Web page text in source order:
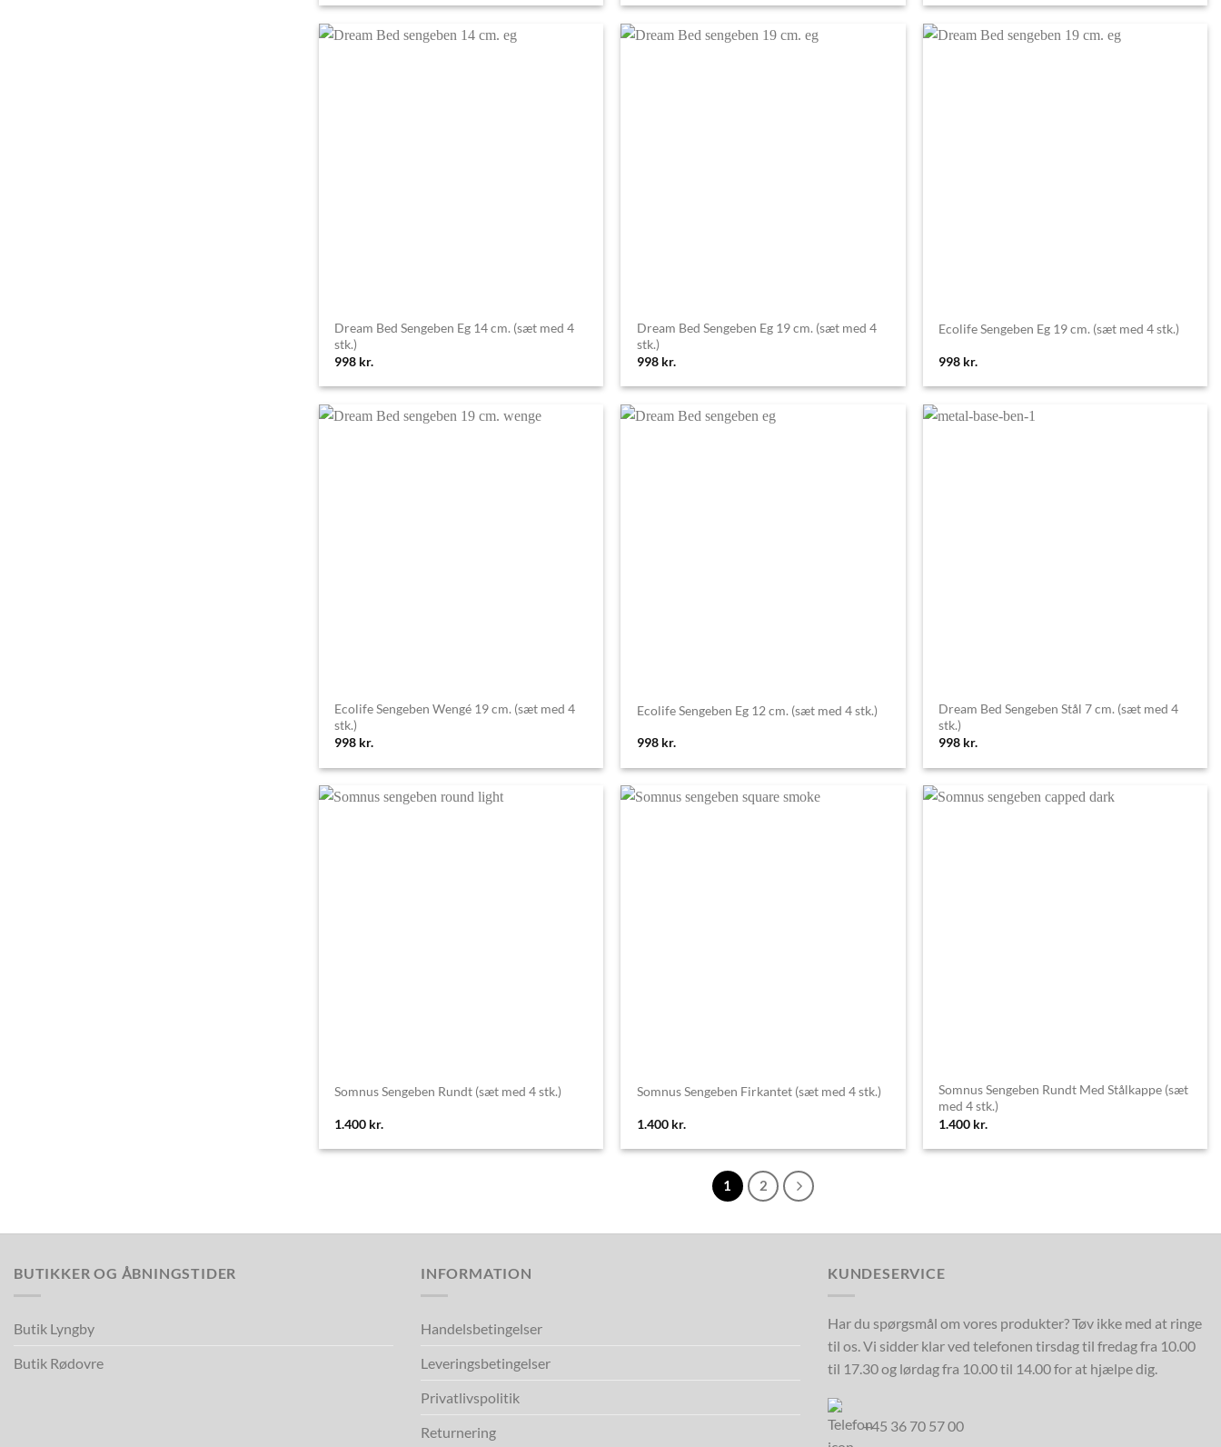
Dream Bed Sengeben Eg 14 cm. (sæt med 4
stk.)
998 kr.
Dream Bed Sengeben Eg 19 cm. (sæt med 4
stk.)
998 kr.
Ecolife Sengeben Eg 19 cm. (sæt med 4 stk.)
998 kr.
Ecolife Sengeben Wengé 19 cm. (sæt med 4
stk.)
998 kr.
Ecolife Sengeben Eg 12 cm. (sæt med 4 stk.)
998 kr.
Dream Bed Sengeben Stål 7 cm. (sæt med 4
stk.)
998 kr.
Somnus Sengeben Rundt (sæt med 4 stk.)
1.400 kr.
Somnus Sengeben Firkantet (sæt med 4 stk.)
1.400 kr.
Somnus Sengeben Rundt Med Stålkappe (sæt
med 4 stk.)
1.400 kr.
1 2
BUTIKKER OG ÅBNINGSTIDER
Butik Lyngby
Butik Rødovre
INFORMATION
Handelsbetingelser
Leveringsbetingelser
Privatlivspolitik
Returnering
KUNDESERVICE
Har du spørgsmål om vores produkter? Tøv ikke med at ringe
til os. Vi sidder klar ved telefonen tirsdag til fredag fra 10.00
til 17.30 og lørdag fra 10.00 til 14.00 for at hjælpe dig.
+45 36 70 57 00